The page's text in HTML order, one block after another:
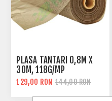
PLASA TANTARI 0,8M X
30M, 118G/MP
129,00 RON 144,00 RON